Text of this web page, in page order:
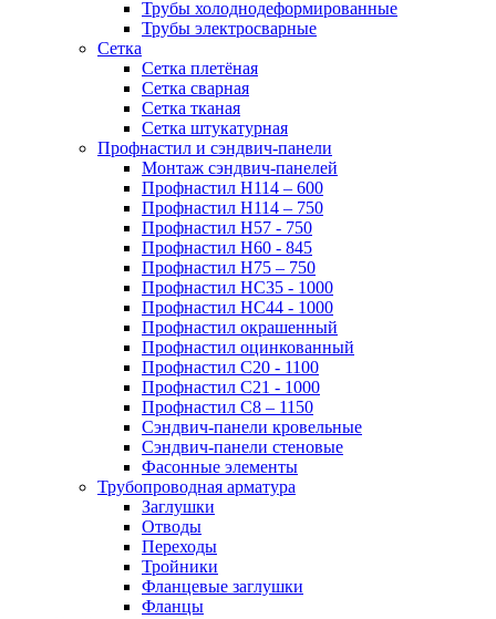
Трубы холоднодеформированные
Трубы электросварные
Сетка
Сетка плетёная
Сетка сварная
Сетка тканая
Сетка штукатурная
Профнастил и сэндвич-панели
Монтаж сэндвич-панелей
Профнастил Н114 – 600
Профнастил Н114 – 750
Профнастил Н57 - 750
Профнастил Н60 - 845
Профнастил Н75 – 750
Профнастил НС35 - 1000
Профнастил НС44 - 1000
Профнастил окрашенный
Профнастил оцинкованный
Профнастил С20 - 1100
Профнастил С21 - 1000
Профнастил С8 – 1150
Сэндвич-панели кровельные
Сэндвич-панели стеновые
Фасонные элементы
Трубопроводная арматура
Заглушки
Отводы
Переходы
Тройники
Фланцевые заглушки
Фланцы